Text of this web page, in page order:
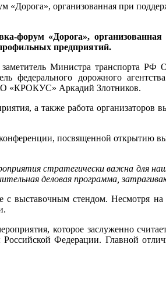
«Дорога», организованная при
форум «Дорога», организованная
предприятий.
заметитель Министра транспорта РФ
федерального дорожного
«КРОКУС» Аркадий Злотников.
а также работа
посвященной открытию
стратегически важна для
деловая программа,
с выставочным стендом. Несмотря
которое заслуженно
Федерации. Главной